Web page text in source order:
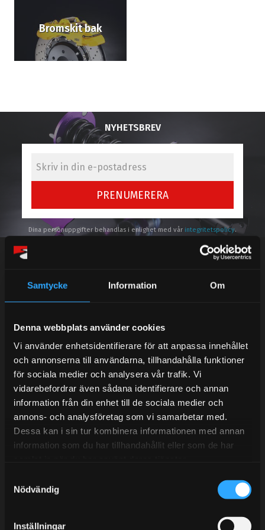
Samtycke Information Om
Denna webbplats använder cookies
Vi använder enhetsidentifierare för att anpassa innehållet
och annonserna till användarna, tillhandahålla funktioner
för sociala medier och analysera vår trafik. Vi
vidarebefordrar även sådana identifierare och annan
information från din enhet till de sociala medier och
annons- och analysföretag som vi samarbetar med.
Dessa kan i sin tur kombinera informationen med annan
information som du har tillhandahållit eller som de har
Nödvändig
Inställningar
Bromskit bak
NYHETSBREV
PRENUMERERA
Dina personuppgifter behandlas i enlighet med vår integritetspolicy.
Kundtjänst telefon:
Semestertider.
Under V.27 - V.33 nås vi enbart på mejl. Ordrar skickas
under sommaren men med viss fördröjning. 2/7 -9/7 är
det helt stängt.
Mån-Tors: 10:30-15:00
Lunchstängt 12:00-13:00
Tel:031- 51 66 60